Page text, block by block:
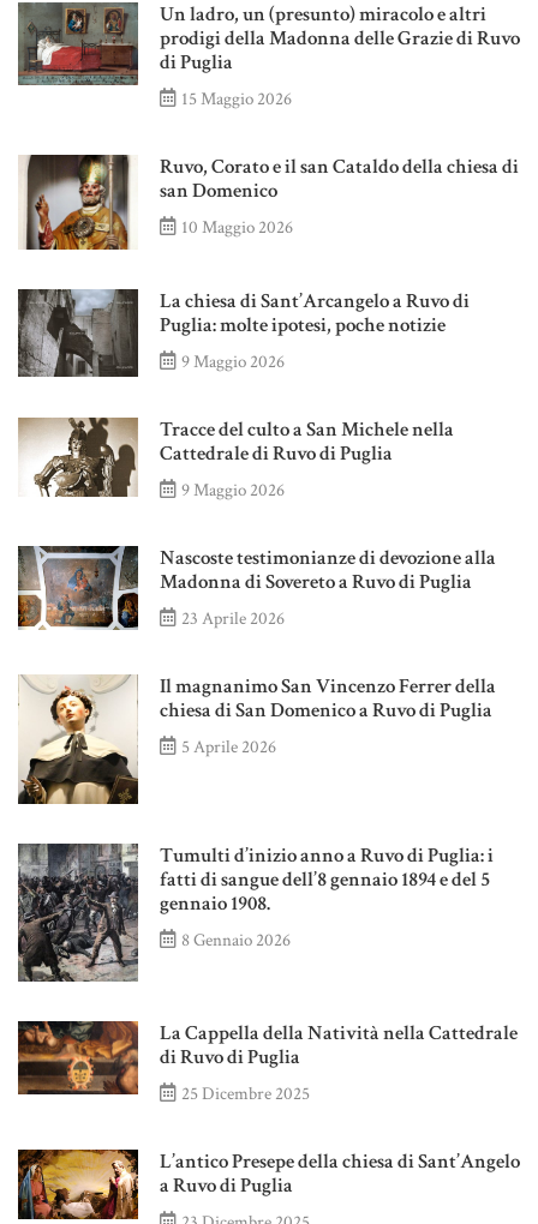
Un ladro, un (presunto) miracolo e altri
prodigi della Madonna delle Grazie di Ruvo
di Puglia
15 Maggio 2026
Ruvo, Corato e il san Cataldo della chiesa di
san Domenico
10 Maggio 2026
La chiesa di Sant’Arcangelo a Ruvo di
Puglia: molte ipotesi, poche notizie
9 Maggio 2026
Tracce del culto a San Michele nella
Cattedrale di Ruvo di Puglia
9 Maggio 2026
Nascoste testimonianze di devozione alla
Madonna di Sovereto a Ruvo di Puglia
23 Aprile 2026
Il magnanimo San Vincenzo Ferrer della
chiesa di San Domenico a Ruvo di Puglia
5 Aprile 2026
Tumulti d’inizio anno a Ruvo di Puglia: i
fatti di sangue dell’8 gennaio 1894 e del 5
gennaio 1908.
8 Gennaio 2026
La Cappella della Natività nella Cattedrale
di Ruvo di Puglia
25 Dicembre 2025
L’antico Presepe della chiesa di Sant’Angelo
a Ruvo di Puglia